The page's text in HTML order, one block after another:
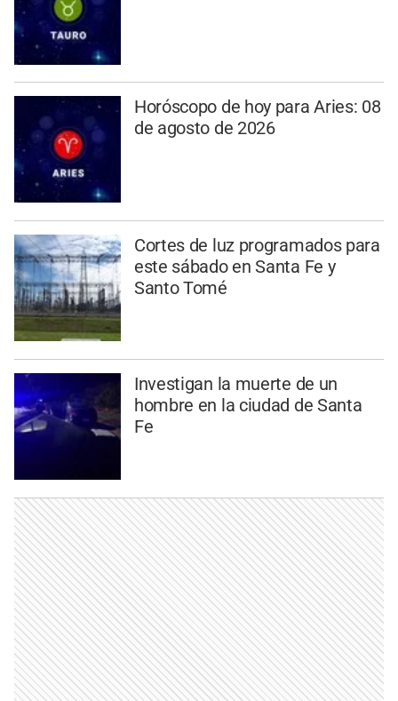
Horóscopo de hoy para Aries: 08
de agosto de 2026
Cortes de luz programados para
este sábado en Santa Fe y
Santo Tomé
Investigan la muerte de un
hombre en la ciudad de Santa
Fe